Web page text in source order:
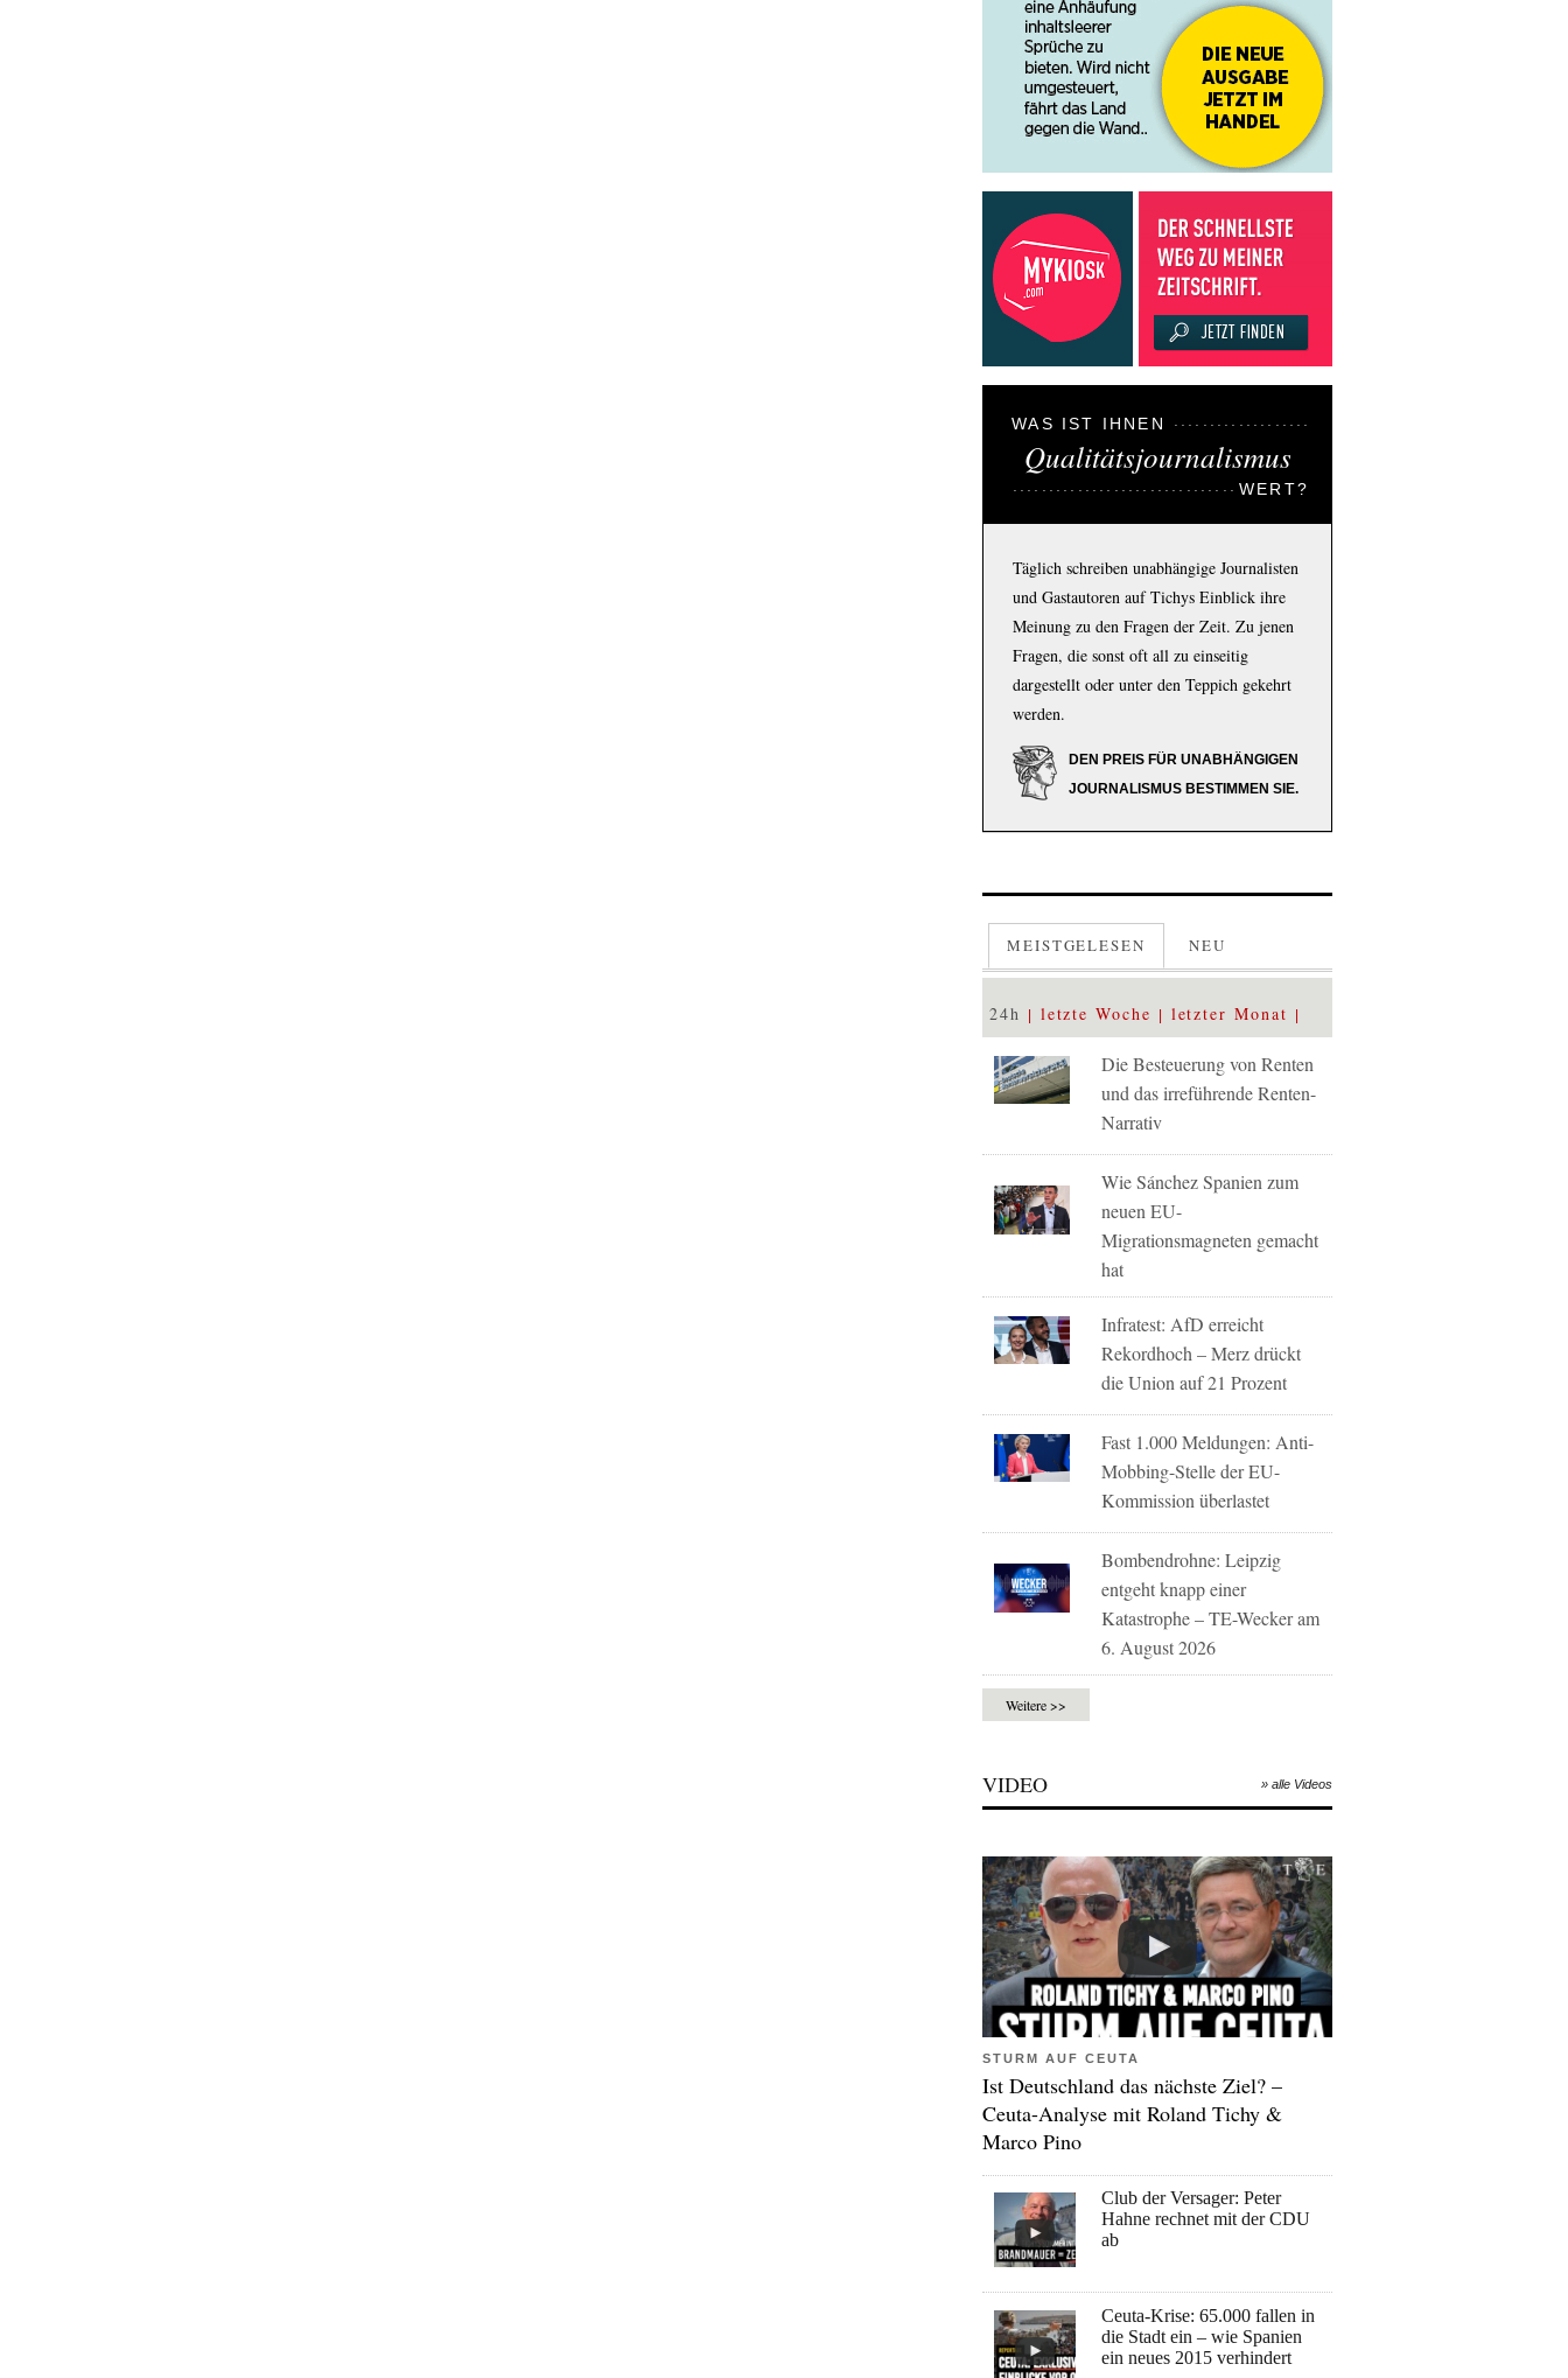
WAS IST IHNEN
Qualitätsjournalismus
WERT?
Täglich schreiben unabhängige Journalisten
und Gastautoren auf Tichys Einblick ihre
Meinung zu den Fragen der Zeit. Zu jenen
Fragen, die sonst oft all zu einseitig
dargestellt oder unter den Teppich gekehrt
werden.
DEN PREIS FÜR UNABHÄNGIGEN
JOURNALISMUS BESTIMMEN SIE.
MEISTGELESEN NEU
24h letzte Woche letzter Monat
Die Besteuerung von Renten
und das irreführende Renten-
Narrativ
Wie Sánchez Spanien zum
neuen EU-
Migrationsmagneten gemacht
hat
Infratest: AfD erreicht
Rekordhoch – Merz drückt
die Union auf 21 Prozent
Fast 1.000 Meldungen: Anti-
Mobbing-Stelle der EU-
Kommission überlastet
Bombendrohne: Leipzig
entgeht knapp einer
Katastrophe – TE-Wecker am
6. August 2026
Weitere >>
VIDEO » alle Videos
STURM AUF CEUTA
Ist Deutschland das nächste Ziel? –
Ceuta-Analyse mit Roland Tichy &
Marco Pino
Club der Versager: Peter
Hahne rechnet mit der CDU
ab
Ceuta-Krise: 65.000 fallen in
die Stadt ein – wie Spanien
ein neues 2015 verhindert